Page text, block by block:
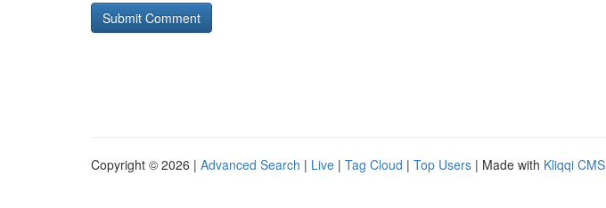
Copyright © 2026 | Advanced Search | Live | Tag Cloud | Top Users | Made with Kliqqi CMS